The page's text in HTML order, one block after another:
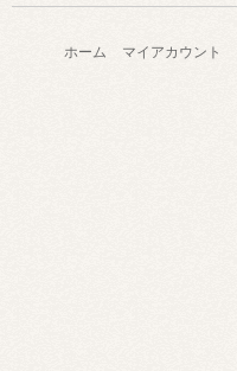
ホーム マイアカウント